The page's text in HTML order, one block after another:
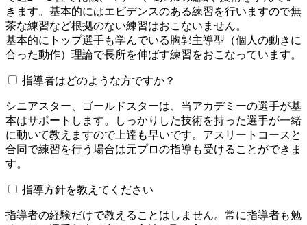
きます。基本的にはエビデンスのある練習を行いますので無
茶な練習など根拠のない練習はおこないません。
基本的にトップ選手も学んでいる胸郭主導型（個人の動きに
合った動作）理論で長所を伸ばす練習をおこなっています。
指導者はどのような方ですか？
シニアスター、ゴールドスターは、当アカデミーの選手が基
本はサポートします。しっかりした技術を持った選手が一緒
に動いて教えますので上達も早いです。アスリートコースと
合同で練習を行う場合は元プロの指導も受けることができま
す。
指導方針を教えてください
指導者の経験だけで教えることはしません。常に指導者も勉